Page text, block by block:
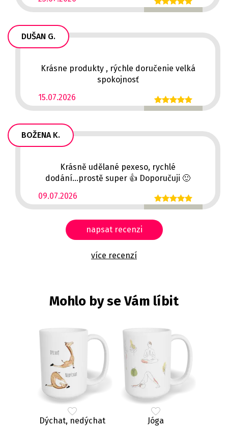
DUŠAN G.
15.07.2026
Krásne produkty , rýchle doručenie velká
spokojnosť
BOŽENA K.
09.07.2026
Krásně udělané pexeso, rychlé
dodání...prostě super 👍 Doporučuji 🙂
napsat recenzi
více recenzí
Mohlo by se Vám líbit
Dýchat, nedýchat Jóga